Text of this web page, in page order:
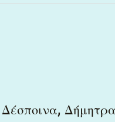
Δέσποινα, Δήμητρα